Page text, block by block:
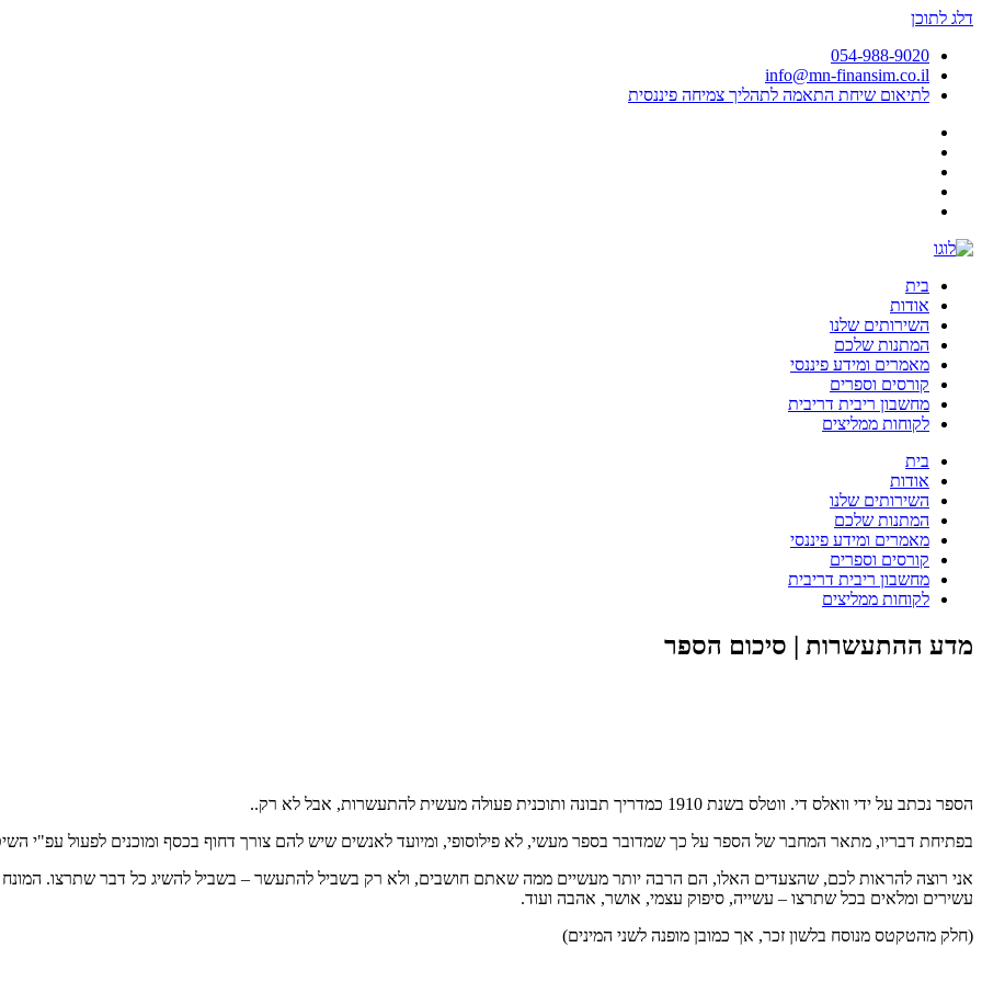
דלג לתוכן
054-988-9020
info@mn-finansim.co.il
לתיאום שיחת התאמה לתהליך צמיחה פיננסית
בית
אודות
השירותים שלנו
המתנות שלכם
מאמרים ומידע פיננסי
קורסים וספרים
מחשבון ריבית דריבית
לקוחות ממליצים
בית
אודות
השירותים שלנו
המתנות שלכם
מאמרים ומידע פיננסי
קורסים וספרים
מחשבון ריבית דריבית
לקוחות ממליצים
מדע ההתעשרות | סיכום הספר
הספר נכתב על ידי וואלס די. ווטלס בשנת 1910 כמדריך תבונה ותוכנית פעולה מעשית להתעשרות, אבל לא רק..
בפתיחת דבריו, מתאר המחבר של הספר על כך שמדובר בספר מעשי, לא פילוסופי, ומיועד לאנשים שיש להם צורך דחוף בכסף ומוכנים לפעול עפ"י
אני רוצה להראות לכם, שהצעדים האלו, הם הרבה יותר מעשיים ממה שאתם חושבים, ולא רק בשביל להתעשר – בשביל להשיג כל דבר שתרצו.
עשירים ומלאים בכל שתרצו – עשייה, סיפוק עצמי, אושר, אהבה ועוד.
(חלק מהטקטס מנוסח בלשון זכר, אך כמובן מופנה לשני המינים)